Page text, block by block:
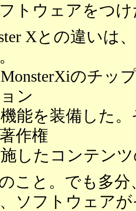
トウェアをつ
Xとの違いは
のチッ
ン
能を装備した
作権
したコンテン
と。でも多分
ソフトウェア